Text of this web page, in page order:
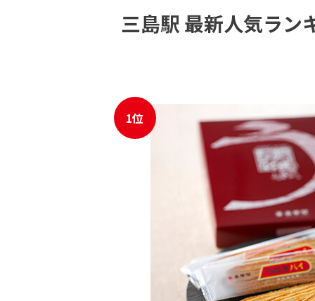
JR東海MARKET 自社
JR東海MARKET 楽天
三島駅 最新人気ラ
1位